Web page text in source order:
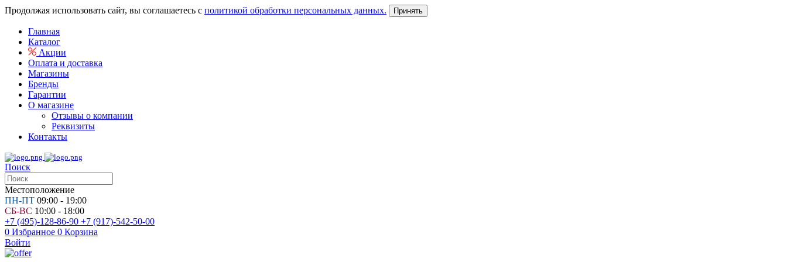
Продолжая использовать сайт, вы соглашаетесь с политикой обработки персональных данных. Принять
Главная
Каталог
Акции
Оплата и доставка
Магазины
Бренды
Гарантии
О магазине
Отзывы о компании
Реквизиты
Контакты
Поиск
Местоположение
ПН-ПТ 09:00 - 19:00
СБ-ВС 10:00 - 18:00
+7 (495)-128-86-90 +7 (917)-542-50-00
0 Избранное 0 Корзина
Войти